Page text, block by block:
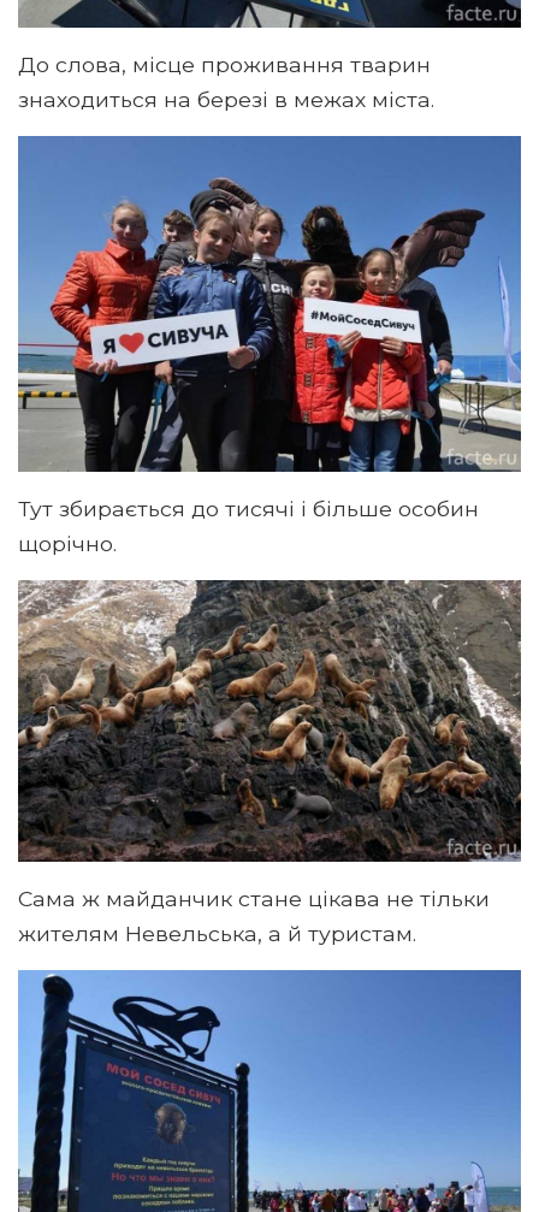
До слова, місце проживання тварин
знаходиться на березі в межах міста.
Тут збирається до тисячі і більше особин
щорічно.
Сама ж майданчик стане цікава не тільки
жителям Невельська, а й туристам.